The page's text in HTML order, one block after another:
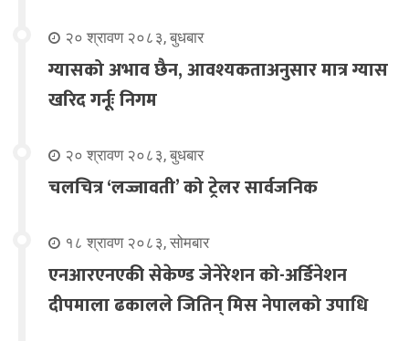
२० श्रावण २०८३, बुधबार
ग्यासको अभाव छैन, आवश्यकताअनुसार मात्र ग्यास
खरिद गर्नूः निगम
२० श्रावण २०८३, बुधबार
चलचित्र ‘लज्जावती’ को ट्रेलर सार्वजनिक
१८ श्रावण २०८३, सोमबार
एनआरएनएकी सेकेण्ड जेनेरेशन को-अर्डिनेशन
दीपमाला ढकालले जितिन् मिस नेपालको उपाधि